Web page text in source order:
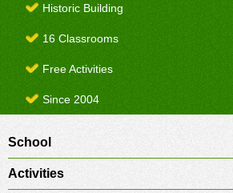
Historic Building
16 Classrooms
Free Activities
Since 2004
School
Activities